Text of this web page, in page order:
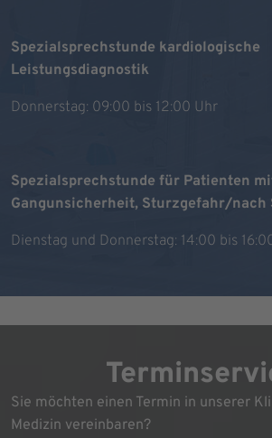
Spezialsprechstunde kardiologische
Leistungsdiagnostik
Donnerstag: 09:00 bis 12:00 Uhr
Spezialsprechstunde für Patienten
Gangunsicherheit, Sturzgefahr/nach
Dienstag und Donnerstag: 14:00 bis
Sie möchten einen Termin in unserer
Medizin vereinbaren?